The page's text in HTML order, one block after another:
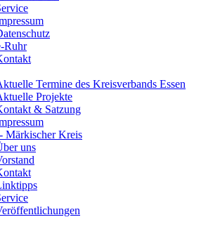
Ruhr
Termine des Kreisverbands Essen
Projekte
& Satzung
Märkischer Kreis
uns